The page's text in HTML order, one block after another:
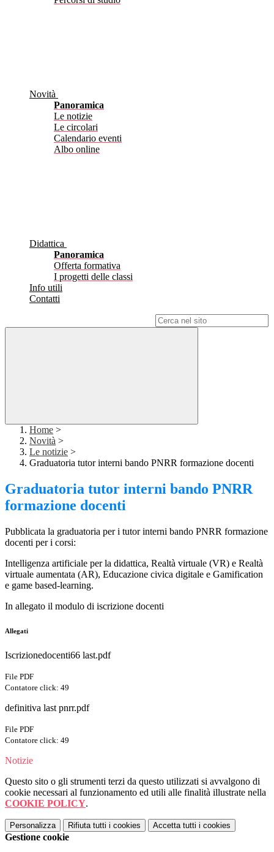
Novità
Panoramica
Le notizie
Le circolari
Calendario eventi
Albo online
Didattica
Panoramica
Offerta formativa
I progetti delle classi
Info utili
Contatti
Home >
Novità >
Le notizie >
Graduatoria tutor interni bando PNRR formazione docenti
Graduatoria tutor interni bando PNRR
formazione docenti
Pubblicata la graduatoria per i tutor interni bando PNRR formazione
docenti per i corsi:
Intelligenza artificiale per la didattica, Realtà virtuale (VR) e Realtà
virtuale aumentata (AR), Educazione civica digitale e Gamification
e game based-learning.
In allegato il modulo di iscrizione docenti
Allegati
Iscrizionedocenti66 last.pdf
File PDF
Contatore click: 49
definitiva last pnrr.pdf
File PDF
Contatore click: 49
Notizie
Questo sito o gli strumenti terzi da questo utilizzati si avvalgono di
cookie necessari al funzionamento ed utili alle finalità illustrate nella
COOKIE POLICY.
Personalizza Rifiuta tutti i cookies Accetta tutti i cookies
Gestione cookie